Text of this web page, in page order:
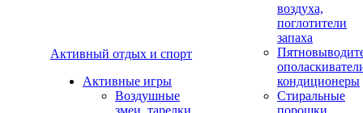
Активный отдых и спорт
Активные игры
Воздушные
змеи, тарелки,
воздуха,
поглотители
запаха
кондиционеры
Стиральные
порошки,